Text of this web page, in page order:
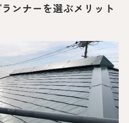
ンナーを選ぶメリット